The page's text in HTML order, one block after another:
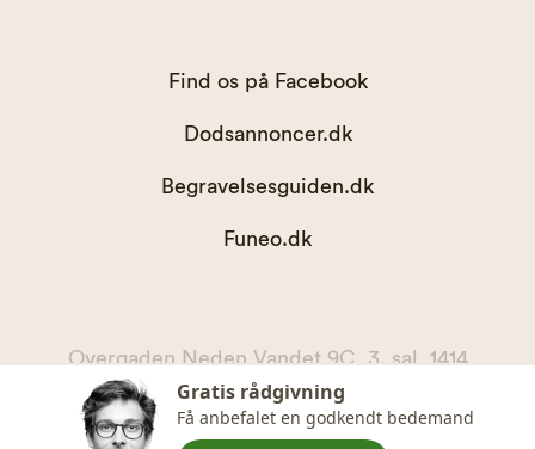
Find os på Facebook
Dodsannoncer.dk
Begravelsesguiden.dk
Funeo.dk
Overgaden Neden Vandet 9C, 3. sal, 1414
København K
kontakt@begravelsesguiden.dk, telefon 71 71 11 00
Gratis rådgivning
Få anbefalet en godkendt bedemand